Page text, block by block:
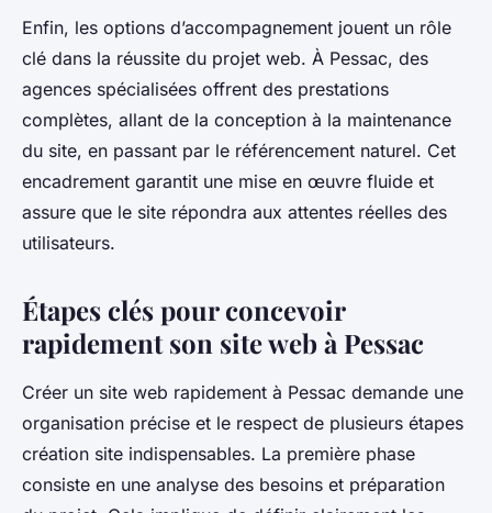
Enfin, les options d’accompagnement jouent un rôle
clé dans la réussite du projet web. À Pessac, des
agences spécialisées offrent des prestations
complètes, allant de la conception à la maintenance
du site, en passant par le référencement naturel. Cet
encadrement garantit une mise en œuvre fluide et
assure que le site répondra aux attentes réelles des
utilisateurs.
Étapes clés pour concevoir
rapidement son site web à Pessac
Créer un site web rapidement à Pessac demande une
organisation précise et le respect de plusieurs étapes
création site indispensables. La première phase
consiste en une analyse des besoins et préparation